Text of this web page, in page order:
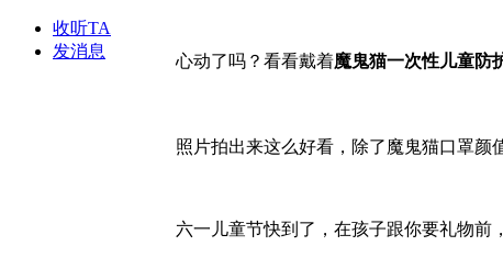
收听TA
发消息
心动了吗？看看戴着魔鬼猫一次性儿童防
照片拍出来这么好看，除了魔鬼猫口罩颜
六一儿童节快到了，在孩子跟你要礼物前